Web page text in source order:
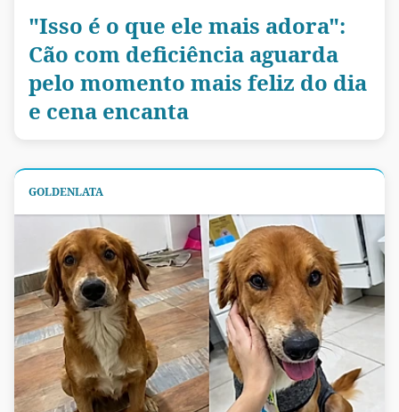
"Isso é o que ele mais adora":
Cão com deficiência aguarda
pelo momento mais feliz do dia
e cena encanta
GOLDENLATA